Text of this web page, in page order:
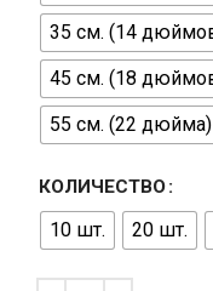
35 см. (14
45 см. (18
55 см. (22 дюйма)
КОЛИЧЕСТВО
10 шт. 20 шт.